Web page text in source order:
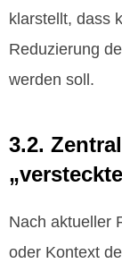
klarstellt, dass
Reduzierung
werden soll.
3.2.
Nach aktueller
oder Kontext